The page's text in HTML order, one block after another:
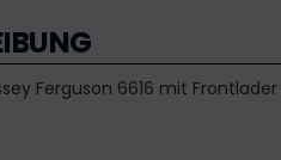
Ferguson 6616 mit